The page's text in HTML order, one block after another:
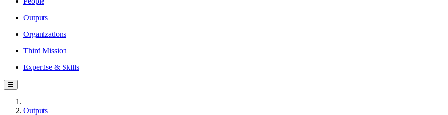
Outputs
Organizations
Third Mission
Expertise & Skills
☰
Outputs